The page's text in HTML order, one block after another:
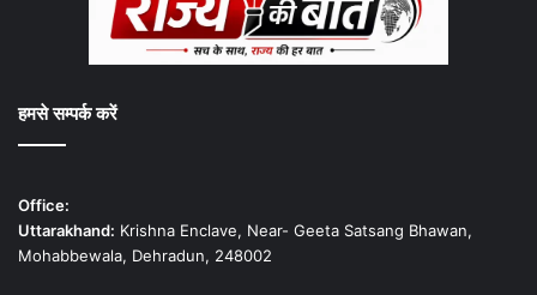
हमसे सम्पर्क करें
Office:
Uttarakhand: Krishna Enclave, Near- Geeta Satsang Bhawan,
Mohabbewala, Dehradun, 248002